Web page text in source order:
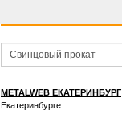
METALWEB ЕКАТЕРИНБУРГ
Екатеринбурге